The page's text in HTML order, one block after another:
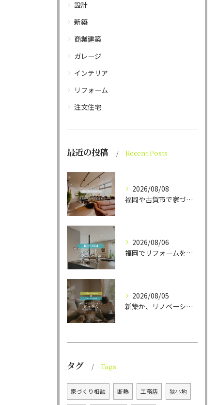
設計
新築
商業建築
ガレージ
インテリア
リフォーム
注文住宅
最近の投稿 Recent Posts
2026/08/08
福岡や古賀市で家づくりをされている方から、そんなご相談をよく...
2026/08/06
福岡でリフォームをお考えの方、必見。
2026/08/05
新築か、リノベーションか。
タグ Tags
家づくり相談 断熱 工務店 狭小地